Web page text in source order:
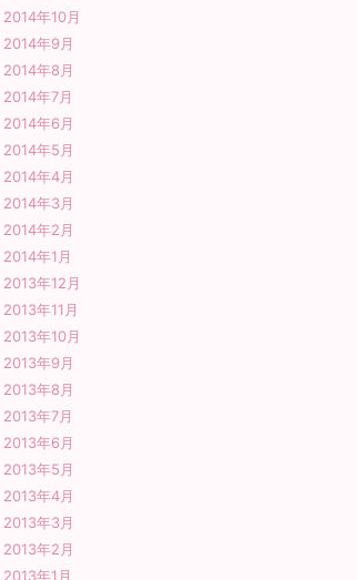
2014年10月
2014年9月
2014年8月
2014年7月
2014年6月
2014年5月
2014年4月
2014年3月
2014年2月
2014年1月
2013年12月
2013年11月
2013年10月
2013年9月
2013年8月
2013年7月
2013年6月
2013年5月
2013年4月
2013年3月
2013年2月
2013年1月